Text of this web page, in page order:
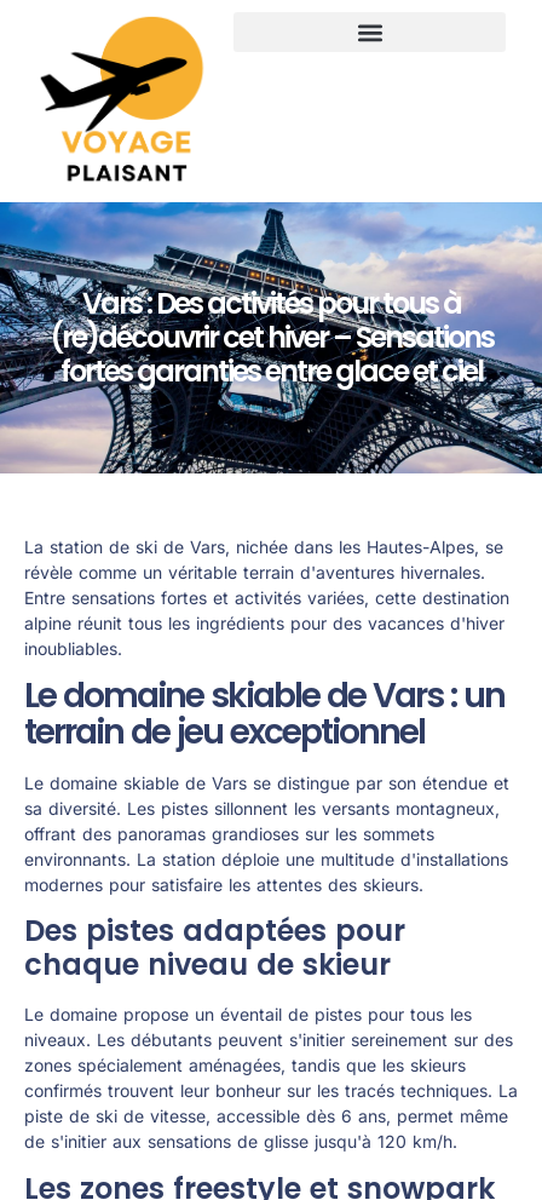
Vars : Des activités pour tous à
(re)découvrir cet hiver – Sensations
fortes garanties entre glace et ciel
La station de ski de Vars, nichée dans les Hautes-Alpes, se
révèle comme un véritable terrain d'aventures hivernales.
Entre sensations fortes et activités variées, cette destination
alpine réunit tous les ingrédients pour des vacances d'hiver
inoubliables.
Le domaine skiable de Vars : un
terrain de jeu exceptionnel
Le domaine skiable de Vars se distingue par son étendue et
sa diversité. Les pistes sillonnent les versants montagneux,
offrant des panoramas grandioses sur les sommets
environnants. La station déploie une multitude d'installations
modernes pour satisfaire les attentes des skieurs.
Des pistes adaptées pour
chaque niveau de skieur
Le domaine propose un éventail de pistes pour tous les
niveaux. Les débutants peuvent s'initier sereinement sur des
zones spécialement aménagées, tandis que les skieurs
confirmés trouvent leur bonheur sur les tracés techniques. La
piste de ski de vitesse, accessible dès 6 ans, permet même
de s'initier aux sensations de glisse jusqu'à 120 km/h.
Les zones freestyle et snowpark